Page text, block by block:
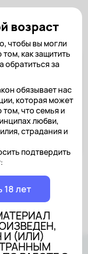
возраст
чтобы вы могли
как защитить
обратиться за
обязывает нас
которая может
что семья и
любви,
страдания и
подтвердить
лет
И (ИЛИ)
эти
применять